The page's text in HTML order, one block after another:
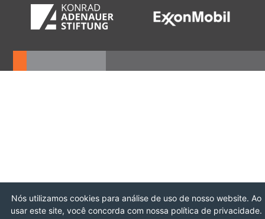
Nós utilizamos cookies para análise de uso de nosso website. Ao
usar este site, você concorda com nossa política de privacidade.